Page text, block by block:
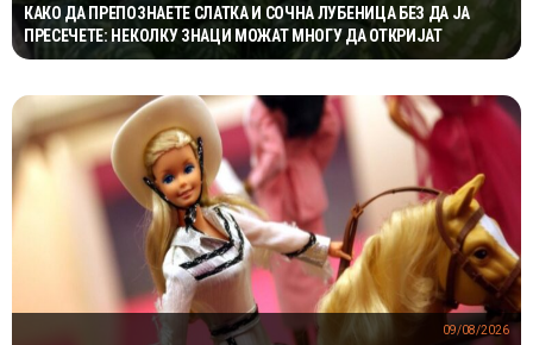
КАКО ДА ПРЕПОЗНАЕТЕ СЛАТКА И СОЧНА ЛУБЕНИЦА БЕЗ ДА ЈА
ПРЕСЕЧЕТЕ: НЕКОЛКУ ЗНАЦИ МОЖАТ МНОГУ ДА ОТКРИЈАТ
09/08/2026